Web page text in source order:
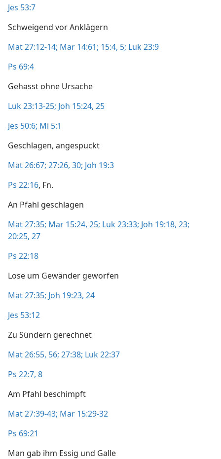
Jes 53:7
Schweigend vor Anklägern
Mat 27:12-14; Mar 14:61; 15:4, 5; Luk 23:9
Ps 69:4
Gehasst ohne Ursache
Luk 23:13-25; Joh 15:24, 25
Jes 50:6; Mi 5:1
Geschlagen, angespuckt
Mat 26:67; 27:26, 30; Joh 19:3
Ps 22:16, Fn.
An Pfahl geschlagen
Mat 27:35; Mar 15:24, 25; Luk 23:33; Joh 19:18, 23;
20:25, 27
Ps 22:18
Lose um Gewänder geworfen
Mat 27:35; Joh 19:23, 24
Jes 53:12
Zu Sündern gerechnet
Mat 26:55, 56; 27:38; Luk 22:37
Ps 22:7, 8
Am Pfahl beschimpft
Mat 27:39-43; Mar 15:29-32
Ps 69:21
Man gab ihm Essig und Galle